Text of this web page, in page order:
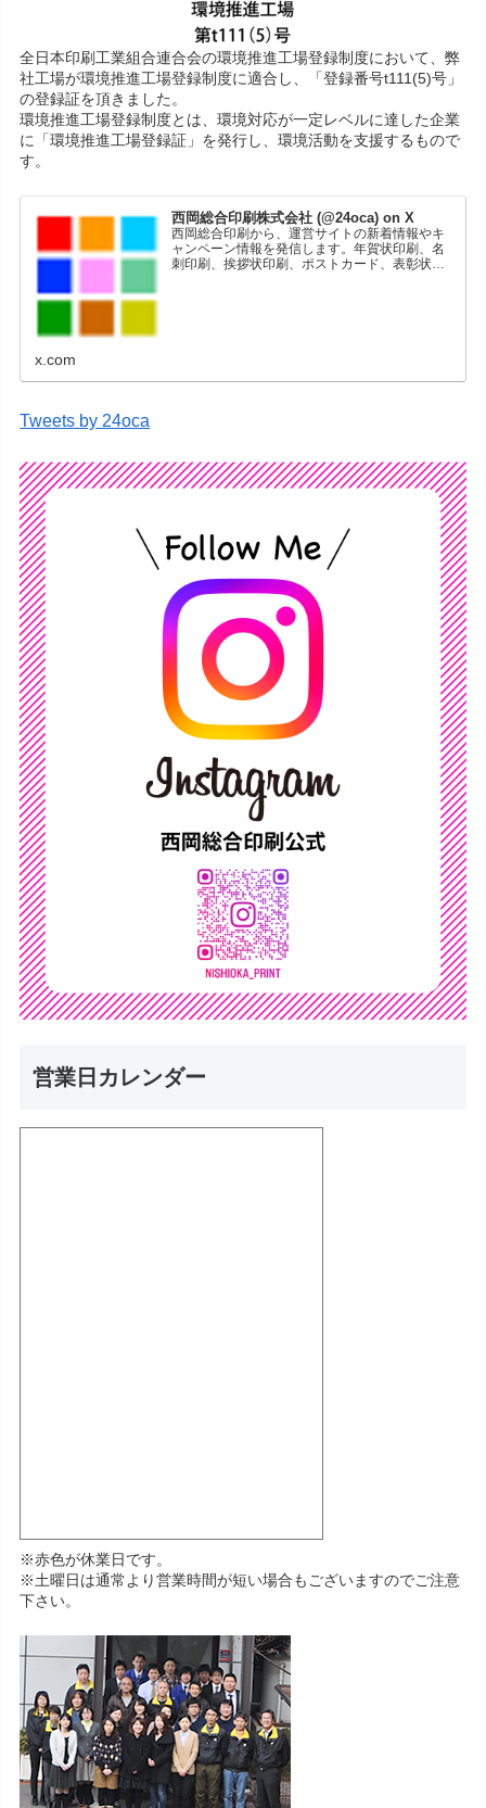
全日本印刷工業組合連合会の環境推進工場登録制度において、弊
社工場が環境推進工場登録制度に適合し、「登録番号t111(5)号」
の登録証を頂きました。
環境推進工場登録制度とは、環境対応が一定レベルに達した企業
に「環境推進工場登録証」を発行し、環境活動を支援するもので
す。
西岡総合印刷株式会社 (@24oca) on X
西岡総合印刷から、運営サイトの新着情報やキ
ャンペーン情報を発信します。年賀状印刷、名
刺印刷、挨拶状印刷、ポストカード、表彰状印
x.com
Tweets by 24oca
営業日カレンダー
※赤色が休業日です。
※土曜日は通常より営業時間が短い場合もございますのでご注意
下さい。